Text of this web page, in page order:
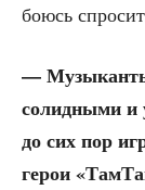
боюсь
—
солид­ны­ми и
до сих пор
герои